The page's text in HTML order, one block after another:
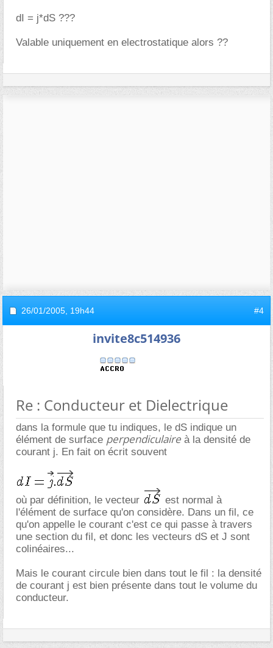
dI = j*dS ???
Valable uniquement en electrostatique alors ??
26/01/2005, 19h44 #4
invite8c514936
Re : Conducteur et Dielectrique
dans la formule que tu indiques, le dS indique un
élément de surface perpendiculaire à la densité de
courant j. En fait on écrit souvent
où par définition, le vecteur
est normal à
l'élément de surface qu'on considère. Dans un fil, ce
qu'on appelle le courant c'est ce qui passe à travers
une section du fil, et donc les vecteurs dS et J sont
colinéaires...
Mais le courant circule bien dans tout le fil : la densité
de courant j est bien présente dans tout le volume du
conducteur.